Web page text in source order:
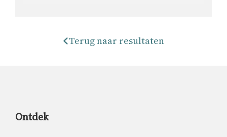
Terug naar resultaten
Ontdek